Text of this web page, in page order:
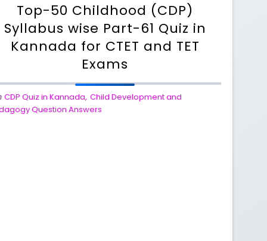
Top-50 Childhood (CDP)
Syllabus wise Part-61 Quiz in
Kannada for CTET and TET
Exams
CDP Quiz in Kannada, Child Development and
Question Answers